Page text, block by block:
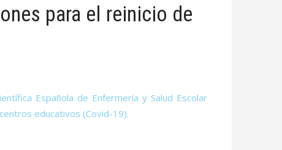
para el reinicio de
Española de Enfermería y Salud Escolar
educativos (Covid-19).